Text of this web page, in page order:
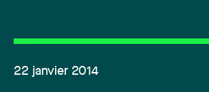
22 janvier 2014